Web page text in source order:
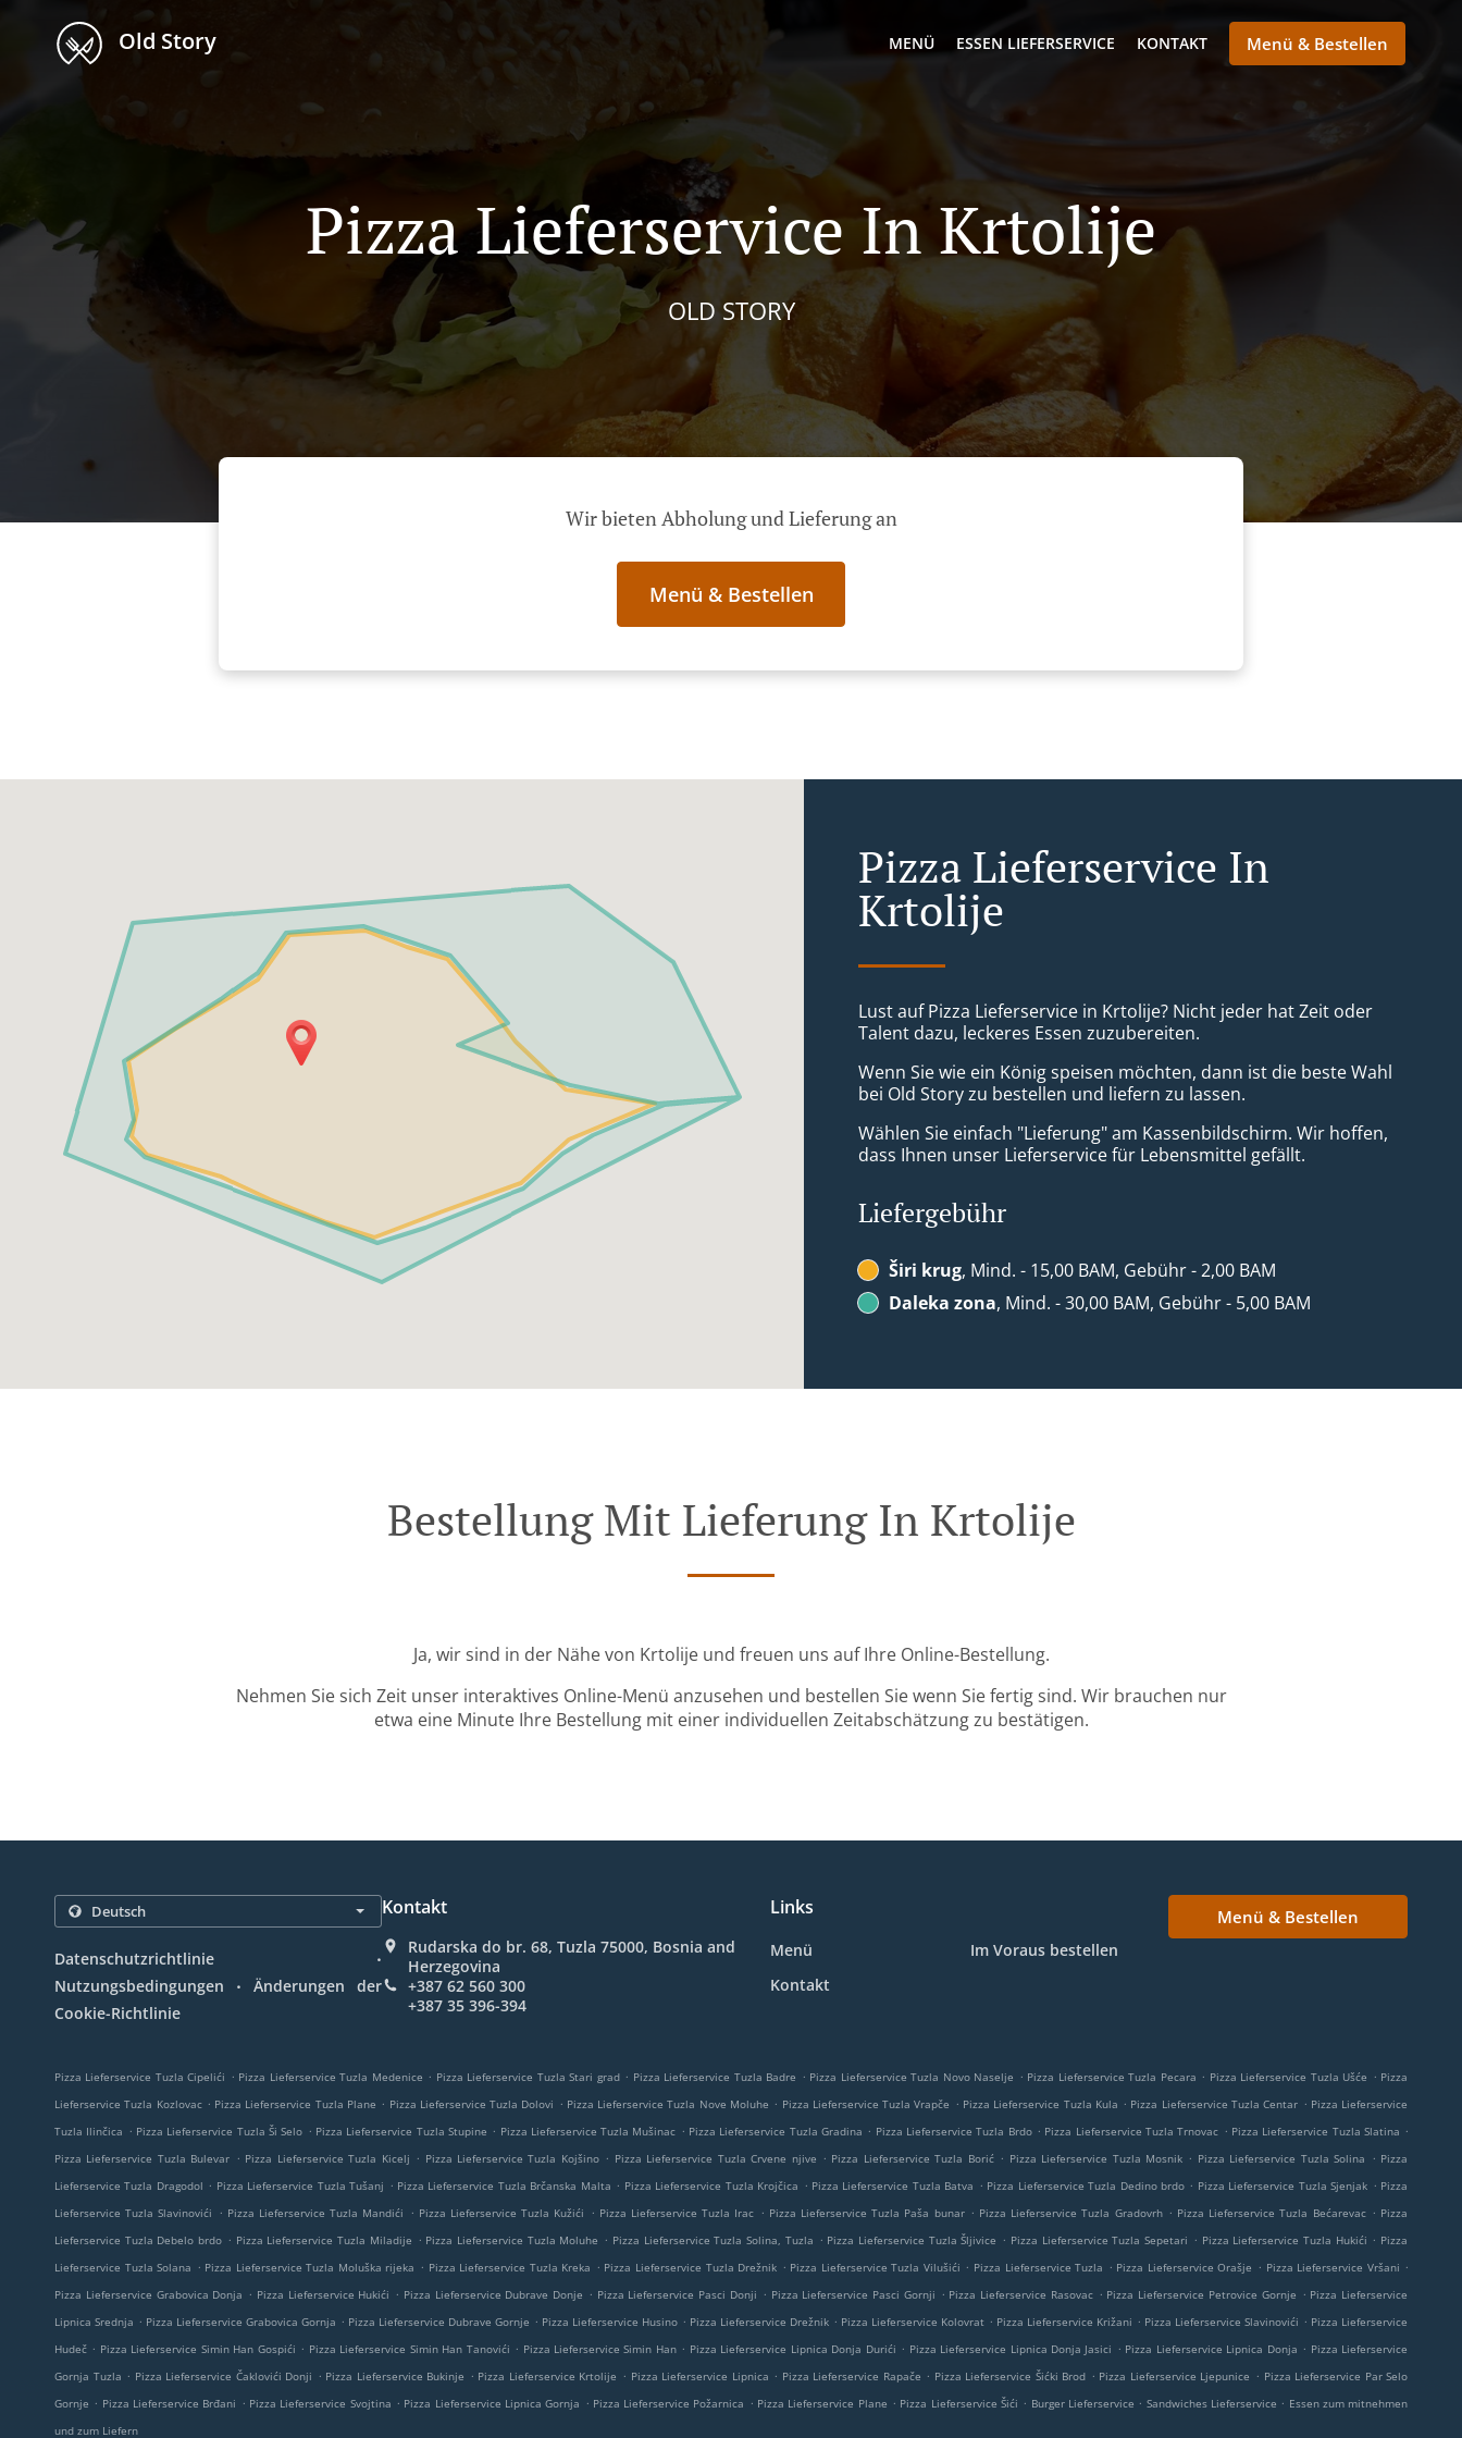
Old Story MENÜ ESSEN LIEFERSERVICE KONTAKT Menü & Bestellen
Pizza Lieferservice In Krtolije
OLD STORY
Wir bieten Abholung und Lieferung an
Menü & Bestellen
Pizza Lieferservice In
Krtolije
Lust auf Pizza Lieferservice in Krtolije? Nicht jeder hat Zeit oder
Talent dazu, leckeres Essen zuzubereiten.
Wenn Sie wie ein König speisen möchten, dann ist die beste Wahl
bei Old Story zu bestellen und liefern zu lassen.
Wählen Sie einfach "Lieferung" am Kassenbildschirm. Wir hoffen,
dass Ihnen unser Lieferservice für Lebensmittel gefällt.
Liefergebühr
Širi krug, Mind. - 15,00 BAM, Gebühr - 2,00 BAM
Daleka zona, Mind. - 30,00 BAM, Gebühr - 5,00 BAM
Bestellung Mit Lieferung In Krtolije
Ja, wir sind in der Nähe von Krtolije und freuen uns auf Ihre Online-Bestellung.
Nehmen Sie sich Zeit unser interaktives Online-Menü anzusehen und bestellen Sie wenn Sie fertig sind. Wir brauchen nur
etwa eine Minute Ihre Bestellung mit einer individuellen Zeitabschätzung zu bestätigen.
Datenschutzrichtlinie .
Nutzungsbedingungen .
Änderungen der
Cookie-Richtlinie
Kontakt
Rudarska do br. 68, Tuzla 75000, Bosnia and
Herzegovina
+387 62 560 300
+387 35 396-394
Links
Menü
Im Voraus bestellen
Kontakt
Menü & Bestellen
Pizza Lieferservice Tuzla Cipelići . Pizza Lieferservice Tuzla Medenice . Pizza Lieferservice Tuzla Stari grad . Pizza Lieferservice Tuzla Badre . Pizza Lieferservice Tuzla Novo Naselje . Pizza Lieferservice Tuzla Pecara . Pizza Lieferservice Tuzla Ušće . Pizza
Lieferservice Tuzla Kozlovac . Pizza Lieferservice Tuzla Plane . Pizza Lieferservice Tuzla Dolovi . Pizza Lieferservice Tuzla Nove Moluhe . Pizza Lieferservice Tuzla Vrapče . Pizza Lieferservice Tuzla Kula . Pizza Lieferservice Tuzla Centar . Pizza Lieferservice
Tuzla Ilinčica . Pizza Lieferservice Tuzla Ši Selo . Pizza Lieferservice Tuzla Stupine . Pizza Lieferservice Tuzla Mušinac . Pizza Lieferservice Tuzla Gradina . Pizza Lieferservice Tuzla Brdo . Pizza Lieferservice Tuzla Trnovac . Pizza Lieferservice Tuzla Slatina .
Pizza Lieferservice Tuzla Bulevar . Pizza Lieferservice Tuzla Kicelj . Pizza Lieferservice Tuzla Kojšino . Pizza Lieferservice Tuzla Crvene njive . Pizza Lieferservice Tuzla Borić . Pizza Lieferservice Tuzla Mosnik . Pizza Lieferservice Tuzla Solina . Pizza
Lieferservice Tuzla Dragodol . Pizza Lieferservice Tuzla Tušanj . Pizza Lieferservice Tuzla Brčanska Malta . Pizza Lieferservice Tuzla Krojčica . Pizza Lieferservice Tuzla Batva . Pizza Lieferservice Tuzla Dedino brdo . Pizza Lieferservice Tuzla Sjenjak . Pizza
Lieferservice Tuzla Slavinovići
. Pizza Lieferservice Tuzla Mandići . Pizza Lieferservice Tuzla Kužići . Pizza Lieferservice Tuzla Irac . Pizza Lieferservice Tuzla Paša bunar . Pizza Lieferservice Tuzla Gradovrh . Pizza Lieferservice Tuzla Bećarevac . Pizza
Lieferservice Tuzla Debelo brdo . Pizza Lieferservice Tuzla Miladije . Pizza Lieferservice Tuzla Moluhe . Pizza Lieferservice Tuzla Solina, Tuzla . Pizza Lieferservice Tuzla Šljivice . Pizza Lieferservice Tuzla Sepetari . Pizza Lieferservice Tuzla Hukići . Pizza
Lieferservice Tuzla Solana . Pizza Lieferservice Tuzla Moluška rijeka . Pizza Lieferservice Tuzla Kreka . Pizza Lieferservice Tuzla Drežnik . Pizza Lieferservice Tuzla Vilušići . Pizza Lieferservice Tuzla . Pizza Lieferservice Orašje . Pizza Lieferservice Vršani .
Pizza Lieferservice Grabovica Donja . Pizza Lieferservice Hukići . Pizza Lieferservice Dubrave Donje . Pizza Lieferservice Pasci Donji . Pizza Lieferservice Pasci Gornji . Pizza Lieferservice Rasovac . Pizza Lieferservice Petrovice Gornje . Pizza Lieferservice
Lipnica Srednja . Pizza Lieferservice Grabovica Gornja . Pizza Lieferservice Dubrave Gornje . Pizza Lieferservice Husino . Pizza Lieferservice Drežnik . Pizza Lieferservice Kolovrat . Pizza Lieferservice Križani . Pizza Lieferservice Slavinovići . Pizza Lieferservice
Hudeč . Pizza Lieferservice Simin Han Gospići . Pizza Lieferservice Simin Han Tanovići . Pizza Lieferservice Simin Han . Pizza Lieferservice Lipnica Donja Durići . Pizza Lieferservice Lipnica Donja Jasici . Pizza Lieferservice Lipnica Donja . Pizza Lieferservice
Gornja Tuzla . Pizza Lieferservice Čaklovići Donji . Pizza Lieferservice Bukinje . Pizza Lieferservice Krtolije . Pizza Lieferservice Lipnica . Pizza Lieferservice Rapače . Pizza Lieferservice Šićki Brod . Pizza Lieferservice Ljepunice . Pizza Lieferservice Par Selo
Gornje . Pizza Lieferservice Brđani . Pizza Lieferservice Svojtina . Pizza Lieferservice Lipnica Gornja . Pizza Lieferservice Požarnica . Pizza Lieferservice Plane . Pizza Lieferservice Šići . Burger Lieferservice . Sandwiches Lieferservice . Essen zum mitnehmen
und zum Liefern